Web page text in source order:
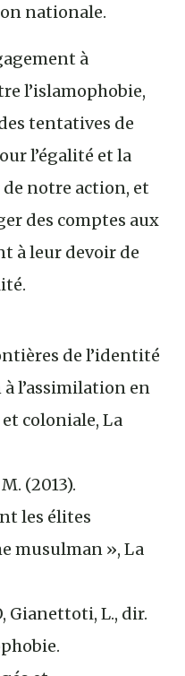
nationale.
à
l’islamophobie,
tentatives de
l’égalité et la
notre action, et
des comptes aux
à leur devoir de
de l’identité
l’assimilation en
coloniale, La
(2013).
les élites
musulman », La
Gianettoti, L., dir.